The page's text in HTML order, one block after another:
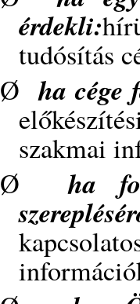
érdekli:
tudósítás
Ø ha cége
szakmai
Ø
ha